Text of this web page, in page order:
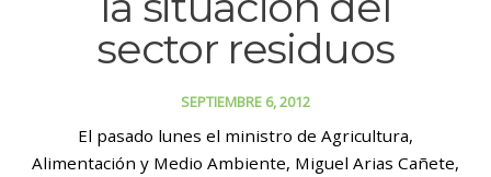
sector residuos
SEPTIEMBRE 6, 2012
El pasado lunes el ministro de Agricultura,
Alimentación y Medio Ambiente, Miguel Arias Cañete,